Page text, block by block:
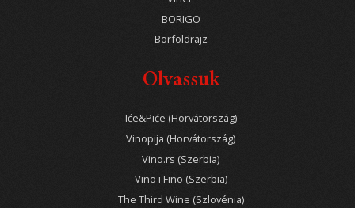
BORIGO
Borföldrajz
Olvassuk
Iće&Piće (Horvátország)
Vinopija (Horvátország)
Vino.rs (Szerbia)
Vino i Fino (Szerbia)
The Third Wine (Szlovénia)